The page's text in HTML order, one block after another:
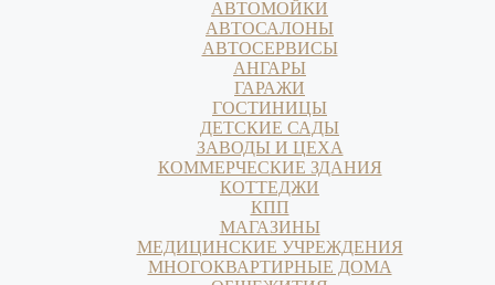
АВТОМОЙКИ
АВТОСАЛОНЫ
АВТОСЕРВИСЫ
АНГАРЫ
ГАРАЖИ
ГОСТИНИЦЫ
ДЕТСКИЕ САДЫ
ЗАВОДЫ И ЦЕХА
КОММЕРЧЕСКИЕ ЗДАНИЯ
КОТТЕДЖИ
КПП
МАГАЗИНЫ
МЕДИЦИНСКИЕ УЧРЕЖДЕНИЯ
МНОГОКВАРТИРНЫЕ ДОМА